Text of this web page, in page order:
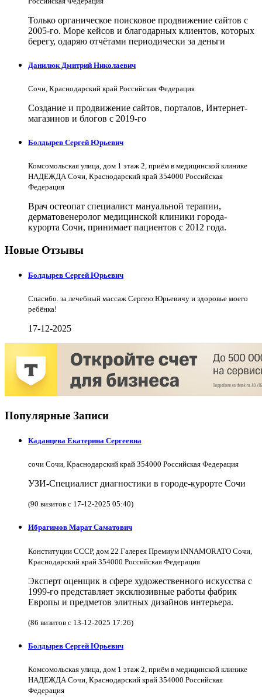
Только органическое поисковое продвижение сайтов с
2005-го. Море кейсов и благодарных клиентов, которых
берегу, одаряю отчётами периодически за деньги
Данилюк Дмитрий Николаевич
Сочи, Краснодарский край Российская Федерация
Создание и продвижение сайтов, порталов, Интернет-
магазинов и блогов с 2019-го
Болдырев Сергей Юрьевич
Комсомольская улица, дом 1 этаж 2, приём в медицинской клинике
НАДЕЖДА Сочи, Краснодарский край 354000 Российская
Федерация
Врач остеопат специалист мануальной терапии,
дерматовенеролог медицинской клиники города-
курорта Сочи, принимает пациентов с 2012 года.
Новые Отзывы
Болдырев Сергей Юрьевич
Спасибо. за лечебный массаж Сергею Юрьевичу и здоровье моего
ребёнка!
17-12-2025
Популярные Записи
Каданцева Екатерина Сергеевна
сочи Сочи, Краснодарский край 354000 Российская Федерация
УЗИ-Специалист диагностики в городе-курорте Сочи
(90 визитов с 17-12-2025 05:40)
Ибрагимов Марат Саматович
Конституции СССР, дом 22 Галерея Премиум iNNAMORATO Сочи,
Краснодарский край 354000 Российская Федерация
Эксперт оценщик в сфере художественного искусства с
1999-го представляет эксклюзивные работы фабрик
Европы и предметов элитных дизайнов интерьера.
(86 визитов с 13-12-2025 17:26)
Болдырев Сергей Юрьевич
Комсомольская улица, дом 1 этаж 2, приём в медицинской клинике
НАДЕЖДА Сочи, Краснодарский край 354000 Российская
Федерация